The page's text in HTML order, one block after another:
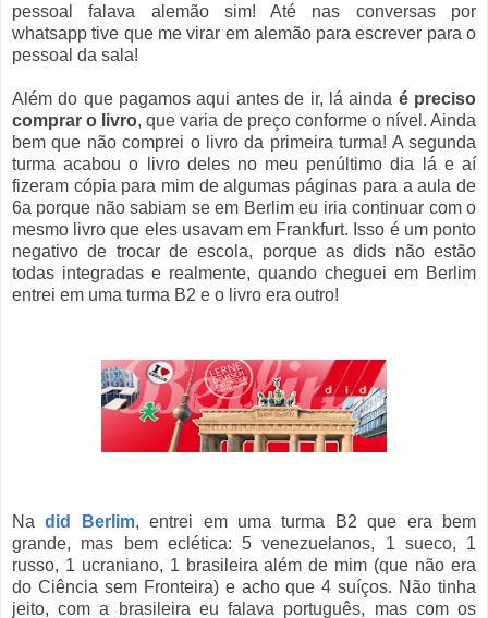
pessoal falava alemão sim! Até nas conversas por
whatsapp tive que me virar em alemão para escrever para o
pessoal da sala!
Além do que pagamos aqui antes de ir, lá ainda é preciso
comprar o livro, que varia de preço conforme o nível. Ainda
bem que não comprei o livro da primeira turma! A segunda
turma acabou o livro deles no meu penúltimo dia lá e aí
fizeram cópia para mim de algumas páginas para a aula de
6a porque não sabiam se em Berlim eu iria continuar com o
mesmo livro que eles usavam em Frankfurt. Isso é um ponto
negativo de trocar de escola, porque as dids não estão
todas integradas e realmente, quando cheguei em Berlim
entrei em uma turma B2 e o livro era outro!
Nadid Berlim, entrei em uma turma B2 que era bem
grande, mas bem eclética: 5 venezuelanos, 1 sueco, 1
russo, 1 ucraniano, 1 brasileira além de mim (que não era
do Ciência sem Fronteira) e acho que 4 suíços. Não tinha
jeito, com a brasileira eu falava português, mas com os